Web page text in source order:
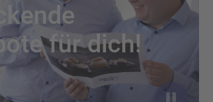
für dich!